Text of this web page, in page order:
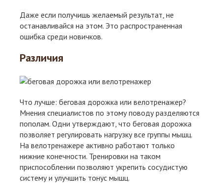
Даже если получишь желаемый результат, не
останавливайся на этом. Это распространенная
ошибка среди новичков.
Различия
Что лучше: беговая дорожка или велотренажер?
Мнения специалистов по этому поводу разделяются
пополам. Одни утверждают, что беговая дорожка
позволяет регулировать нагрузку все группы мышц.
На велотренажере активно работают только
нижние конечности. Тренировки на таком
приспособлении позволяют укрепить сосудистую
систему и улучшить тонус мышц.